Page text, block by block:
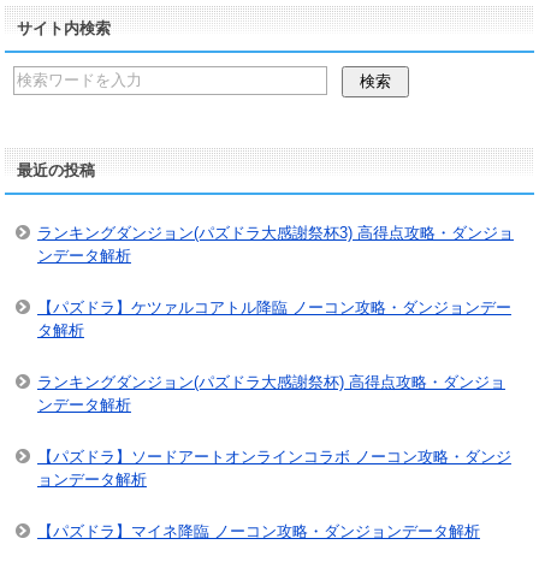
サイト内検索
最近の投稿
ランキングダンジョン(パズドラ大感謝祭杯3) 高得点攻略・ダンジョ
ンデータ解析
【パズドラ】ケツァルコアトル降臨 ノーコン攻略・ダンジョンデー
タ解析
ランキングダンジョン(パズドラ大感謝祭杯) 高得点攻略・ダンジョ
ンデータ解析
【パズドラ】ソードアートオンラインコラボ ノーコン攻略・ダンジ
ョンデータ解析
【パズドラ】マイネ降臨 ノーコン攻略・ダンジョンデータ解析